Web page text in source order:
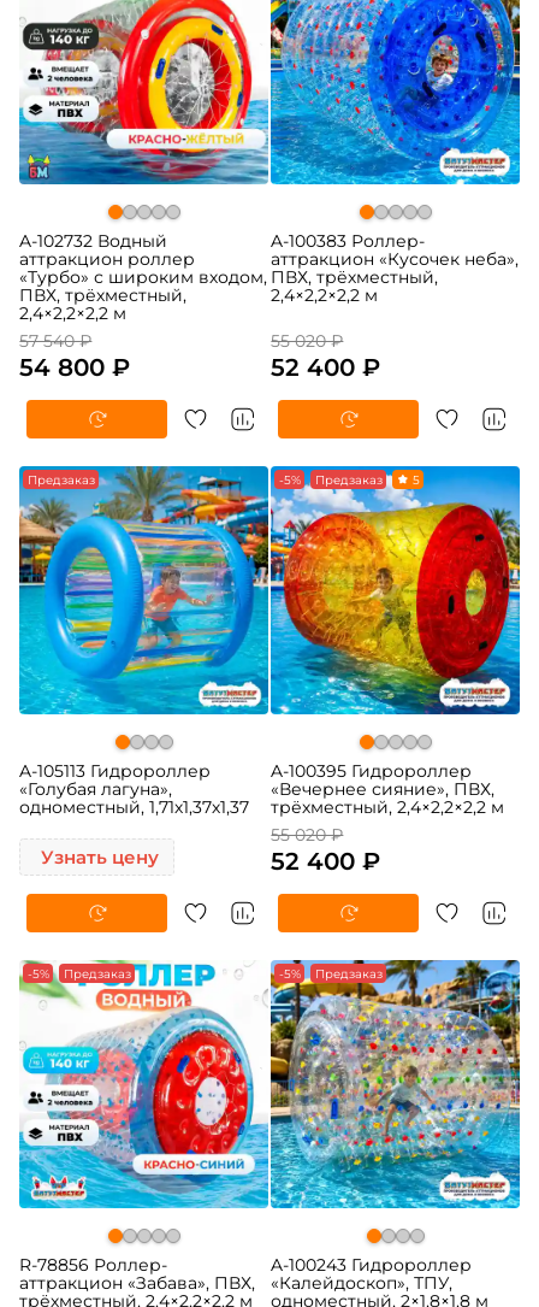
A-102732 Водный
аттракцион роллер
«Турбо» с широким входом,
ПВХ, трёхместный,
2,4×2,2×2,2 м
57 540 ₽
54 800 ₽
A-100383 Роллер-
аттракцион «Кусочек неба»,
ПВХ, трёхместный,
2,4×2,2×2,2 м
55 020 ₽
52 400 ₽
Предзаказ
A-105113 Гидророллер
«Голубая лагуна»,
одноместный, 1,71х1,37х1,37
Узнать цену
-5% Предзаказ 5
A-100395 Гидророллер
«Вечернее сияние», ПВХ,
трёхместный, 2,4×2,2×2,2 м
55 020 ₽
52 400 ₽
-5% Предзаказ
R-78856 Роллер-
аттракцион «Забава», ПВХ,
трёхместный, 2,4×2,2×2,2 м
-5% Предзаказ
A-100243 Гидророллер
«Калейдоскоп», ТПУ,
одноместный, 2×1,8×1,8 м